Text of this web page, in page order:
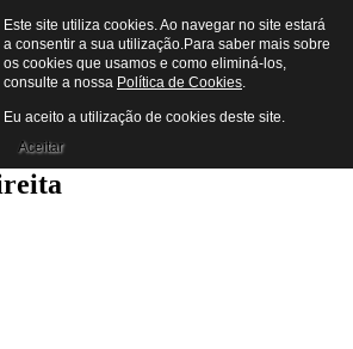
Este site utiliza cookies. Ao navegar no site estará
a consentir a sua utilização.Para saber mais sobre
os cookies que usamos e como eliminá-los,
consulte a nossa Política de Cookies.
Eu aceito a utilização de cookies deste site.
Aceitar